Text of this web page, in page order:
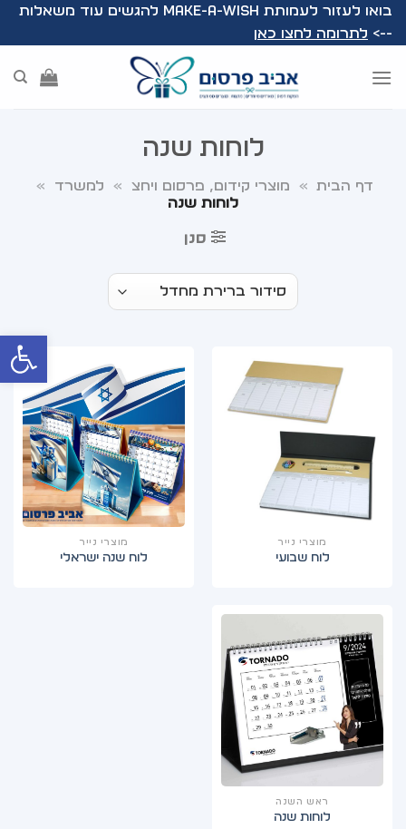
פתח
Skip
to
בואו לעזור לעמותת Make-A-Wish להגשים עוד משאלות
--> לתרומה לחצו כאן
לוחות שנה
דף הבית » מוצרי קידום, פרסום ויחצ » למשרד
»
לוחות שנה
סנן
מוצרי נייר
לוח שבועי
מוצרי נייר
לוח שנה ישראלי
ראש השנה
לוחות שנה